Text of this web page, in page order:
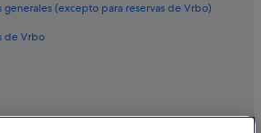
(excepto para reservas de Vrbo)
de Vrbo